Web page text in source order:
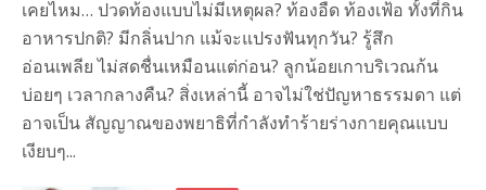
เคยไหม… ปวดท้องแบบไม่มีเหตุผล? ท้องอืด ท้องเฟ้อ ทั้งที่กิน
อาหารปกติ? มีกลิ่นปาก แม้จะแปรงฟันทุกวัน? รู้สึก
อ่อนเพลีย ไม่สดชื่นเหมือนแต่ก่อน? ลูกน้อยเกาบริเวณก้น
บ่อยๆ เวลากลางคืน? สิ่งเหล่านี้ อาจไม่ใช่ปัญหาธรรมดา แต่
อาจเป็น สัญญาณของพยาธิที่กำลังทำร้ายร่างกายคุณแบบ
เงียบๆ...